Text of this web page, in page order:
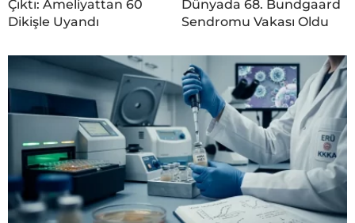
Çıktı: Ameliyattan 60
Dikişle Uyandı
Dünyada 68. Bundgaard
Sendromu Vakası Oldu